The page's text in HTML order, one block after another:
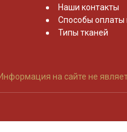
Наши контакты
Способы оплаты
Типы тканей
Информация на сайте не
данных